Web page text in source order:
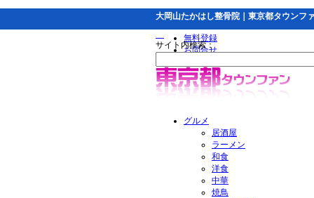
大岡山たかはし整骨院｜東京都タウンフ
無料登録
お問合せ
サイト内検索：
グルメ
居酒屋
ラーメン
和食
洋食
中華
焼鳥